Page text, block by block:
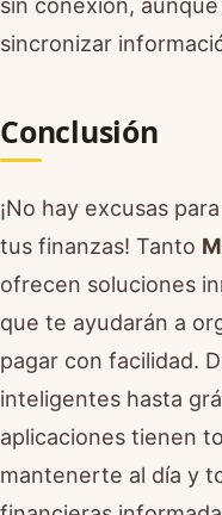
sincronizar
Conclusión
¡No hay excusas
tus finanzas! Tanto
ofrecen soluciones
que te ayudarán a
pagar con facilidad.
inteligentes hasta
aplicaciones tienen
mantenerte al día y